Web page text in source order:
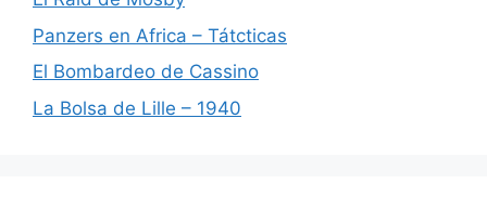
Panzers en Africa – Tátcticas
El Bombardeo de Cassino
La Bolsa de Lille – 1940